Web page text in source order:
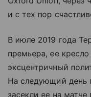
и с тех пор
В июле 2019 года
премьера, ее
эксцентричный
На следующий день
засекли ее на